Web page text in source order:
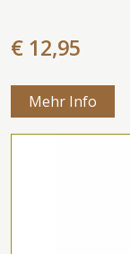
€ 12,95
Mehr Info